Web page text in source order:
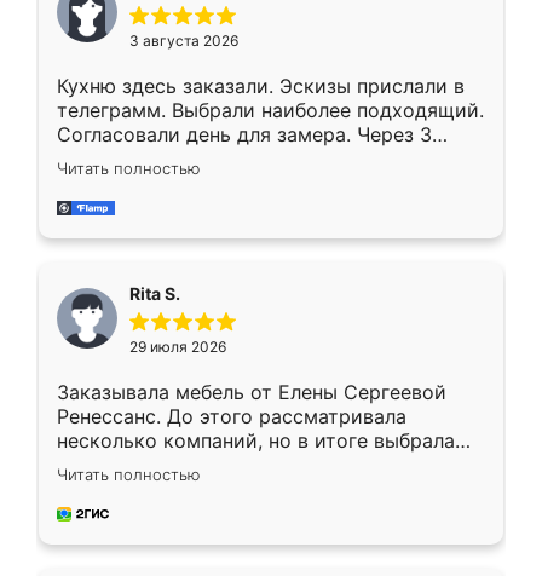
3 августа 2026
Кухню здесь заказали. Эскизы прислали в
телеграмм. Выбрали наиболее подходящий.
Согласовали день для замера. Через 3
недели кухня была уже готова. Остались
довольны работой. Спасибо Ренессанс
мебель за качественную работу!
Читать полностью
Rita S.
29 июля 2026
Заказывала мебель от Елены Сергеевой
Ренессанс. До этого рассматривала
несколько компаний, но в итоге выбрала
эту. Сначала обговорили условия, потом
приехал замерщик, всё спокойно объяснил
и снял размеры. Изготовили в срок, с
Читать полностью